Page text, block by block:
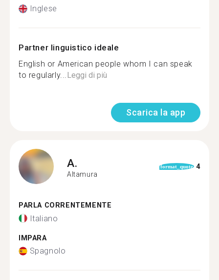
Inglese
Partner linguistico ideale
English or American people whom I can speak
to regularly...Leggi di più
Scarica la app
A.
Altamura
format_quote 4
PARLA CORRENTEMENTE
Italiano
IMPARA
Spagnolo